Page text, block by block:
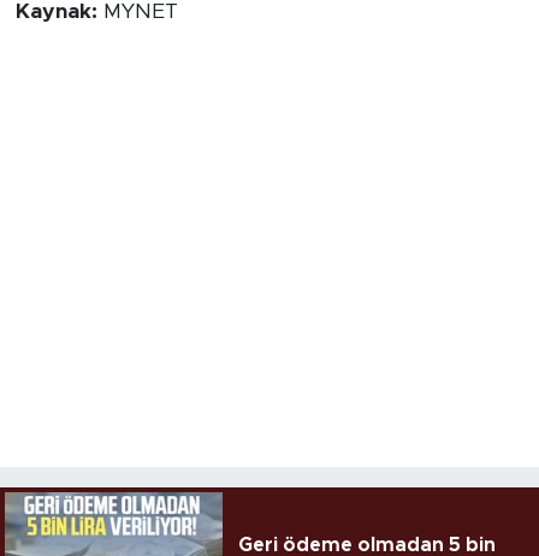
Kaynak: MYNET
Geri ödeme olmadan 5 bin